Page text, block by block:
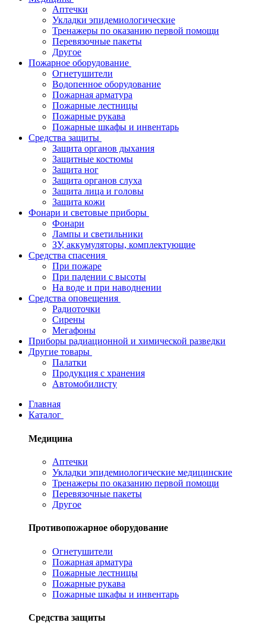
Аптечки
Укладки эпидемиологические
Тренажеры по оказанию первой помощи
Перевязочные пакеты
Другое
Пожарное оборудование
Огнетушители
Водопенное оборудование
Пожарная арматура
Пожарные лестницы
Пожарные рукава
Пожарные шкафы и инвентарь
Средства защиты
Защита органов дыхания
Защитные костюмы
Защита ног
Защита органов слуха
Защита лица и головы
Защита кожи
Фонари и световые приборы
Фонари
Лампы и светильники
ЗУ, аккумуляторы, комплектующие
Средства спасения
При пожаре
При падении с высоты
На воде и при наводнении
Средства оповещения
Радиоточки
Сирены
Мегафоны
Приборы радиационной и химической разведки
Другие товары
Палатки
Продукция с хранения
Автомобилисту
Главная
Каталог
Медицина
Аптечки
Укладки эпидемиологические медицинские
Тренажеры по оказанию первой помощи
Перевязочные пакеты
Другое
Противопожарное оборудование
Огнетушители
Пожарная арматура
Пожарные лестницы
Пожарные рукава
Пожарные шкафы и инвентарь
Средства защиты